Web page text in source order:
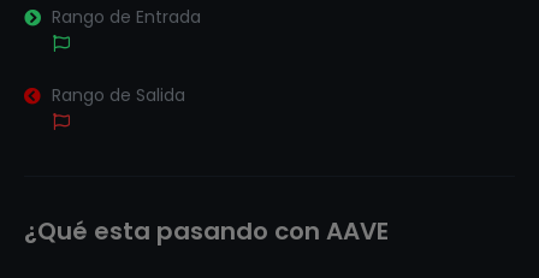
Rango de Entrada
Rango de Salida
¿Qué esta pasando con AAVE